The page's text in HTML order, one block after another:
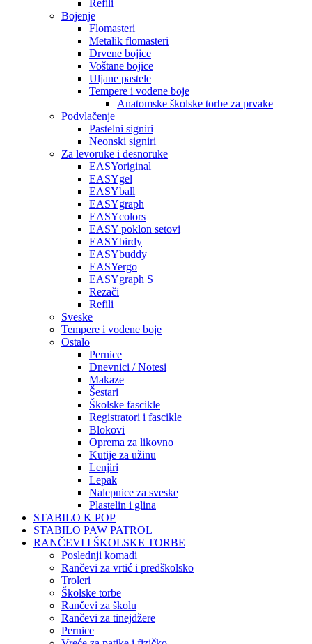
Refili
Bojenje
Flomasteri
Metalik flomasteri
Drvene bojice
Voštane bojice
Uljane pastele
Tempere i vodene boje
Anatomske školske torbe za prvake
Podvlačenje
Pastelni signiri
Neonski signiri
Za levoruke i desnoruke
EASYoriginal
EASYgel
EASYball
EASYgraph
EASYcolors
EASY poklon setovi
EASYbirdy
EASYbuddy
EASYergo
EASYgraph S
Rezači
Refili
Sveske
Tempere i vodene boje
Ostalo
Pernice
Dnevnici / Notesi
Makaze
Šestari
Školske fascikle
Registratori i fascikle
Blokovi
Oprema za likovno
Kutije za užinu
Lenjiri
Lepak
Nalepnice za sveske
Plastelin i glina
STABILO K POP
STABILO PAW PATROL
RANČEVI I ŠKOLSKE TORBE
Poslednji komadi
Rančevi za vrtić i predškolsko
Troleri
Školske torbe
Rančevi za školu
Rančevi za tinejdžere
Pernice